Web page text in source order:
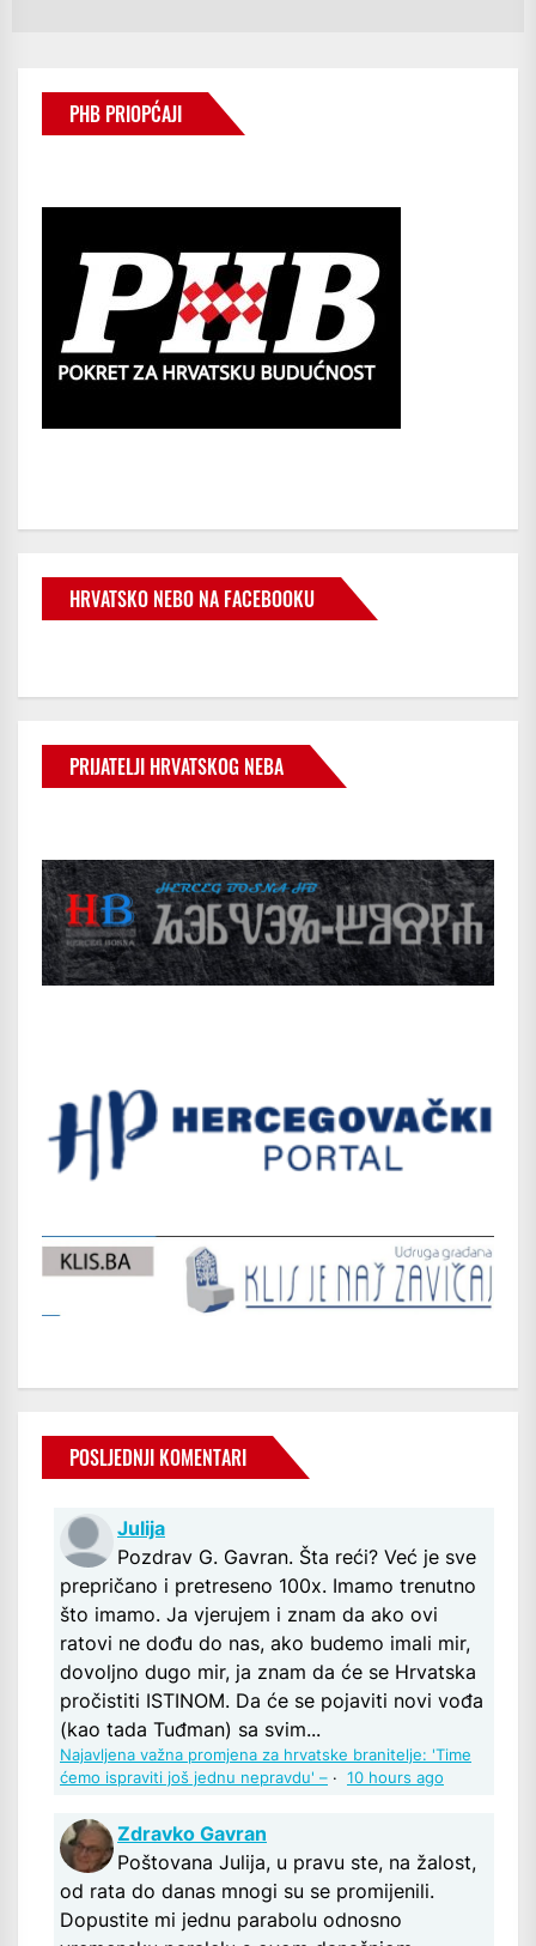
PHB PRIOPĆAJI
HRVATSKO NEBO NA FACEBOOKU
PRIJATELJI HRVATSKOG NEBA
POSLJEDNJI KOMENTARI
Julija
Pozdrav G. Gavran. Šta reći? Već je sve
prepričano i pretreseno 100x. Imamo trenutno
što imamo. Ja vjerujem i znam da ako ovi
ratovi ne dođu do nas, ako budemo imali mir,
dovoljno dugo mir, ja znam da će se Hrvatska
pročistiti ISTINOM. Da će se pojaviti novi vođa
(kao tada Tuđman) sa svim...
Najavljena važna promjena za hrvatske branitelje: 'Time
ćemo ispraviti još jednu nepravdu' – · 10 hours ago
Zdravko Gavran
Poštovana Julija, u pravu ste, na žalost,
od rata do danas mnogi su se promijenili.
Dopustite mi jednu parabolu odnosno